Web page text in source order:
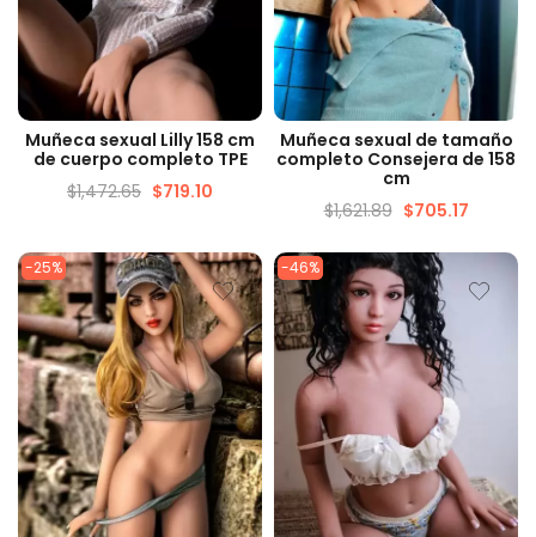
VISTA RÁPIDA
Muñeca sexual Lilly 158 cm
de cuerpo completo TPE
$1,472.65 $719.10
VISTA RÁPIDA
Muñeca sexual de tamaño
completo Consejera de 158
cm
$1,621.89 $705.17
-25% -46%